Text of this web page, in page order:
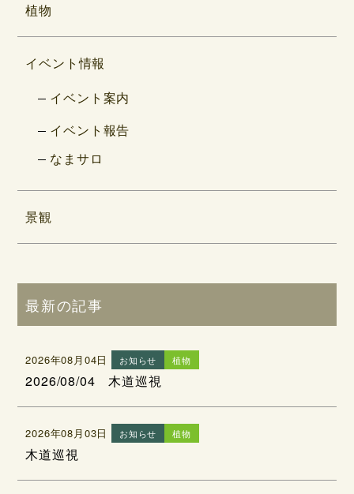
植物
イベント情報
イベント案内
イベント報告
なまサロ
景観
最新の記事
2026年08月04日 お知らせ 植物
2026/08/04 木道巡視
2026年08月03日 お知らせ 植物
木道巡視